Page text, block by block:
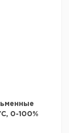
0-100%